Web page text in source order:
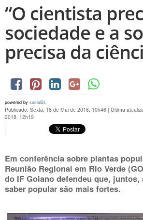
“O cientista
sociedade e a
precisa da
powered by social2s
Publicado: Sexta, 18 de Mai de 2018, 10h46 | Última
2018, 12h19
Em conferência sobre plantas
Reunião Regional em Rio Verde
do IF Goiano defendeu que, juntos,
saber popular são mais fortes.